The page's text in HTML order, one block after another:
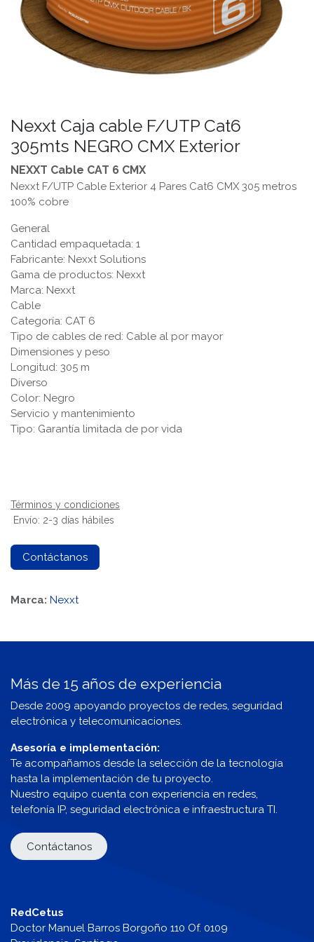
Nexxt Caja cable F/UTP Cat6
305mts NEGRO CMX Exterior
NEXXT Cable CAT 6 CMX
Nexxt F/UTP Cable Exterior 4 Pares Cat6 CMX 305 metros
100% cobre
General
Cantidad empaquetada: 1
Fabricante: Nexxt Solutions
Gama de productos: Nexxt
Marca: Nexxt
Cable
Categoría: CAT 6
Tipo de cables de red: Cable al por mayor
Dimensiones y peso
Longitud: 305 m
Diverso
Color: Negro
Servicio y mantenimiento
Tipo: Garantía limitada de por vida
Términos y condiciones
Envío: 2-3 días hábiles
Contáctanos
Marca: Nexxt
Más de 15 años de experiencia
Desde 2009 apoyando proyectos de redes, seguridad
electrónica y telecomunicaciones.
Asesoría e implementación:
Te acompañamos desde la selección de la tecnología
hasta la implementación de tu proyecto.
Nuestro equipo cuenta con experiencia en redes,
telefonía IP, seguridad electrónica e infraestructura TI.
Contáctanos
RedCetus
Doctor Manuel Barros Borgoño 110 Of. 0109